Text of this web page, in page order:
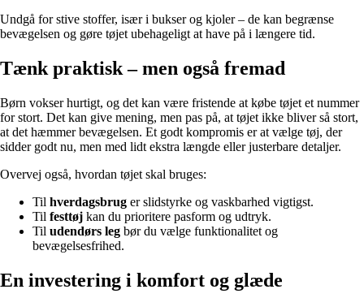
Undgå for stive stoffer, især i bukser og kjoler – de kan begrænse
bevægelsen og gøre tøjet ubehageligt at have på i længere tid.
Tænk praktisk – men også fremad
Børn vokser hurtigt, og det kan være fristende at købe tøjet et nummer
for stort. Det kan give mening, men pas på, at tøjet ikke bliver så stort,
at det hæmmer bevægelsen. Et godt kompromis er at vælge tøj, der
sidder godt nu, men med lidt ekstra længde eller justerbare detaljer.
Overvej også, hvordan tøjet skal bruges:
Til hverdagsbrug er slidstyrke og vaskbarhed vigtigst.
Til festtøj kan du prioritere pasform og udtryk.
Til udendørs leg bør du vælge funktionalitet og
bevægelsesfrihed.
En investering i komfort og glæde